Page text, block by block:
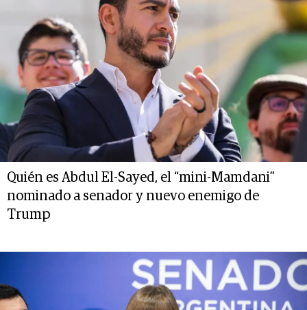
Quién es Abdul El-Sayed, el “mini-Mamdani”
nominado a senador y nuevo enemigo de
Trump